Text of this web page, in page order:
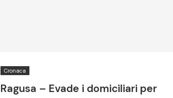
Cronaca
Ragusa – Evade i domiciliari per